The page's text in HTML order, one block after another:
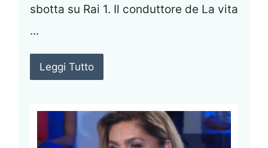
sbotta su Rai 1. Il conduttore de La vita
...
Leggi Tutto